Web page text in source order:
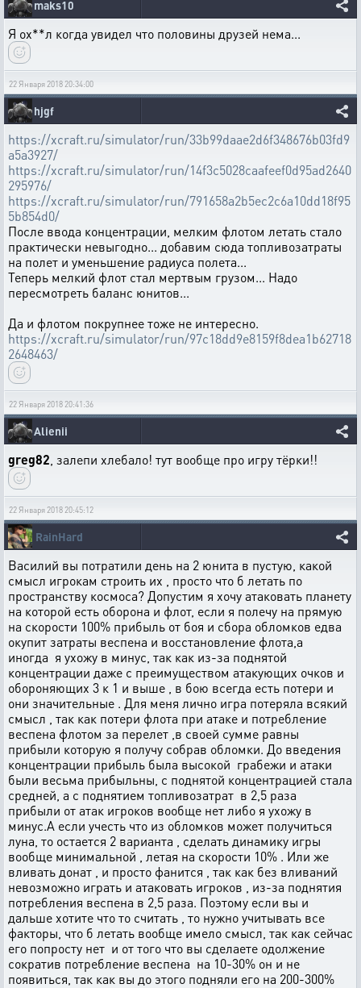
maks10
Я ох**л когда увидел что половины друзей нема...
22 Января 2018 20:34:00
hjgf
https://xcraft.ru/simulator/run/33b99daae2d6f348676b03fd9
a5a3927/
https://xcraft.ru/simulator/run/14f3c5028caafeef0d95ad2640
295976/
https://xcraft.ru/simulator/run/791658a2b5ec2c6a10dd18f95
5b854d0/
После ввода концентрации, мелким флотом летать стало
практически невыгодно... добавим сюда топливозатраты
на полет и уменьшение радиуса полета...
Теперь мелкий флот стал мертвым грузом... Надо
пересмотреть баланс юнитов...
Да и флотом покрупнее тоже не интересно.
https://xcraft.ru/simulator/run/97c18dd9e8159f8dea1b62718
2648463/
22 Января 2018 20:41:36
Alienii
greg82 , залепи хлебало! тут вообще про игру тёрки!!
22 Января 2018 20:45:12
RainHard
Василий вы потратили день на 2 юнита в пустую, какой
смысл игрокам строить их , просто что б летать по
пространству космоса? Допустим я хочу атаковать планету
на которой есть оборона и флот, если я полечу на прямую
на скорости 100% прибыль от боя и сбора обломков едва
окупит затраты веспена и восстановление флота,а
иногда я ухожу в минус, так как из-за поднятой
концентрации даже с преимуществом атакующих очков и
обороняющих 3 к 1 и выше , в бою всегда есть потери и
они значительные . Для меня лично игра потеряла всякий
смысл , так как потери флота при атаке и потребление
веспена флотом за перелет ,в своей сумме равны
прибыли которую я получу собрав обломки. До введения
концентрации прибыль была высокой грабежи и атаки
были весьма прибыльны, с поднятой концентрацией стала
средней, а с поднятием топливозатрат в 2,5 раза
прибыли от атак игроков вообще нет либо я ухожу в
минус.А если учесть что из обломков может получиться
луна, то остается 2 варианта , сделать динамику игры
вообще минимальной , летая на скорости 10% . Или же
вливать донат , и просто фанится , так как без вливаний
невозможно играть и атаковать игроков , из-за поднятия
потребления веспена в 2,5 раза. Поэтому если вы и
дальше хотите что то считать , то нужно учитывать все
факторы, что б летать вообще имело смысл, так как сейчас
его попросту нет и от того что вы сделаете одолжение
сократив потребление веспена на 10-30% он и не
появиться, так как вы до этого подняли его на 200-300%